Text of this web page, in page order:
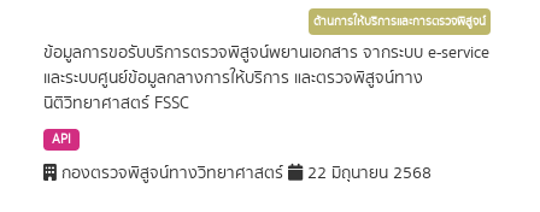
ด้านการให้บริการและการตรวจพิสูจน์
ข้อมูลการขอรับบริการตรวจพิสูจน์พยานเอกสาร จากระบบ e-service
และระบบศูนย์ข้อมูลกลางการให้บริการ และตรวจพิสูจน์ทาง
นิติวิทยาศาสตร์ FSSC
API
กองตรวจพิสูจน์ทางวิทยาศาสตร์ 22 มิถุนายน 2568